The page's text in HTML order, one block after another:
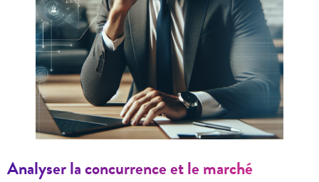
Analyser la concurrence et le marché